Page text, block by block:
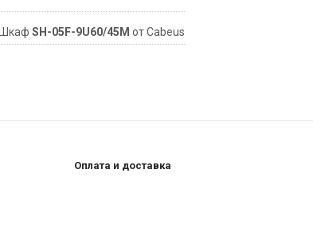
Шкаф SH-05F-9U60/45M от Cabeus
Оплата и доставка